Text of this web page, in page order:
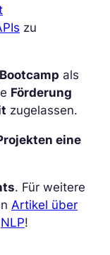
zu
Bootcamp als
Förderung
zugelassen.
eine
. Für weitere
Artikel über
NLP!